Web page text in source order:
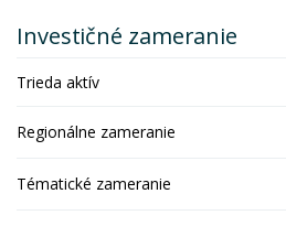
Investičné zameranie
Trieda aktív
Regionálne zameranie
Tématické zameranie